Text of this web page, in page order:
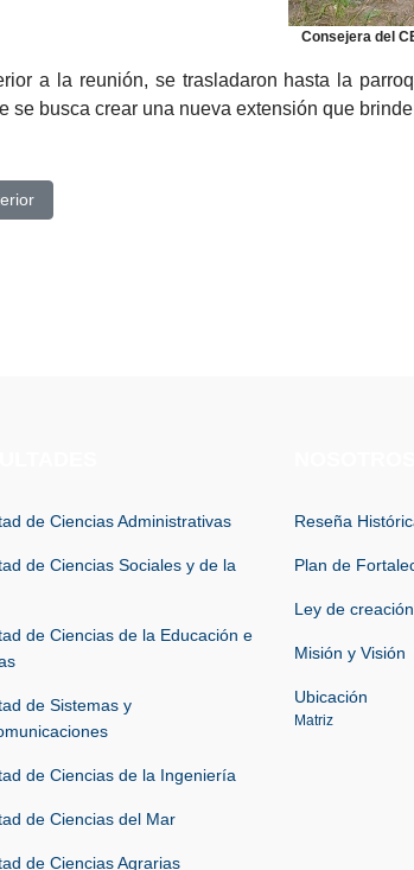
Consejera del
a la reunión, se trasladaron hasta la
se busca crear una nueva extensión que
anterior: II Congreso Internacional de Turismo
de Ciencias Administrativas
de Ciencias Sociales y de la
de Ciencias de la Educación e
de Sistemas y
de Ciencias de la Ingeniería
de Ciencias del Mar
de Ciencias Agrarias
Reseña
Plan de
Ley de creación
Misión y Visión
Ubicación
Matriz